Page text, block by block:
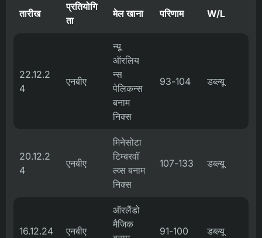
तारीख
प्रतियोगि
ता
मेल खाना परिणाम W/L
22.12.2
4
एनबीए
न्यू
ऑरलिय
न्स
पेलिकन्स
बनाम
निक्स
93-104 डब्ल्यू
20.12.2
4
एनबीए
मिनेसोटा
टिम्बरवॉ
ल्व्स बनाम
निक्स
107-133 डब्ल्यू
16.12.24 एनबीए
ऑरलैंडो
मैजिक
91-100 डब्ल्यू